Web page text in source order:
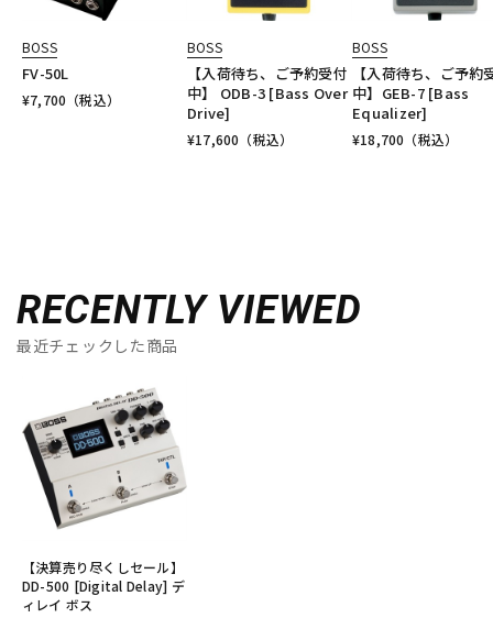
BOSS
FV-50L
¥7,700 （税込）
BOSS
【入荷待ち、ご予約受付
中】 ODB-3 [Bass Over
Drive]
¥17,600 （税込）
BOSS
【入荷待ち、ご予約
中】GEB-7 [Bass
Equalizer]
¥18,700 （税込）
RECENTLY VIEWED
最近チェックした商品
【決算売り尽くしセール】
DD-500 [Digital Delay] デ
ィレイ ボス